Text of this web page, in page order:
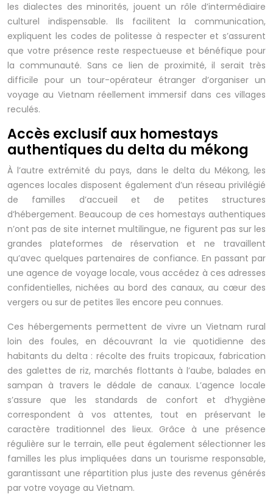
les dialectes des minorités, jouent un rôle d’intermédiaire
culturel indispensable. Ils facilitent la communication,
expliquent les codes de politesse à respecter et s’assurent
que votre présence reste respectueuse et bénéfique pour
la communauté. Sans ce lien de proximité, il serait très
difficile pour un tour-opérateur étranger d’organiser un
voyage au Vietnam réellement immersif dans ces villages
reculés.
Accès exclusif aux homestays
authentiques du delta du mékong
À l’autre extrémité du pays, dans le delta du Mékong, les
agences locales disposent également d’un réseau privilégié
de familles d’accueil et de petites structures
d’hébergement. Beaucoup de ces homestays authentiques
n’ont pas de site internet multilingue, ne figurent pas sur les
grandes plateformes de réservation et ne travaillent
qu’avec quelques partenaires de confiance. En passant par
une agence de voyage locale, vous accédez à ces adresses
confidentielles, nichées au bord des canaux, au cœur des
vergers ou sur de petites îles encore peu connues.
Ces hébergements permettent de vivre un Vietnam rural
loin des foules, en découvrant la vie quotidienne des
habitants du delta : récolte des fruits tropicaux, fabrication
des galettes de riz, marchés flottants à l’aube, balades en
sampan à travers le dédale de canaux. L’agence locale
s’assure que les standards de confort et d’hygiène
correspondent à vos attentes, tout en préservant le
caractère traditionnel des lieux. Grâce à une présence
régulière sur le terrain, elle peut également sélectionner les
familles les plus impliquées dans un tourisme responsable,
garantissant une répartition plus juste des revenus générés
par votre voyage au Vietnam.